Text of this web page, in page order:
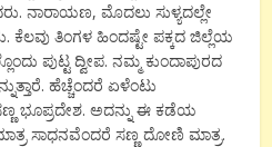
ನಾರಾಯಣ, ಮೊದಲು ಸುಳ್ಯದಲ್ಲೇ
ಕೆಲವು ತಿಂಗಳ ಹಿಂದಷ್ಟೇ ಪಕ್ಕದ ಜಿಲ್ಲೆಯ
ಪುಟ್ಟ ದ್ವೀಪ. ನಮ್ಮ ಕುಂದಾಪುರದ
ಹೆಚ್ಚೆಂದರೆ ಏಳೆಂಟು
ಭೂಪ್ರದೇಶ. ಅದನ್ನು ಈ ಕಡೆಯ
ಸಾಧನವೆಂದರೆ ಸಣ್ಣ ದೋಣಿ ಮಾತ್ರ.